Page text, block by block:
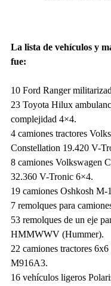
La lista de vehículos y
fue:
10 Ford Ranger
23 Toyota Hilux
complejidad 4×4.
4 camiones tractores
Constellation 19.420 V-
8 camiones Volkswagen
32.360 V-Tronic 6×4.
19 camiones Oshkosh
7 remolques para
53 remolques de un eje
HMMWWV (Hummer).
22 camiones tractores
M916A3.
16 vehículos ligeros